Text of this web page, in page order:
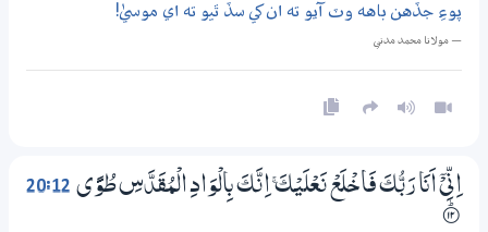
پوءِ جڏهن باهه وٽ آيو ته ان کي سڏ ٿيو ته اي موسيٰ!
— مولانا محمد مدني
20:12 اِنِّىْٓ اَنَا رَبُّكَ فَاخْلَعْ نَعْلَيْكَ ۚ اِنَّكَ بِالْوَادِ الْمُقَدَّسِ طُوًى
۝ۭ12